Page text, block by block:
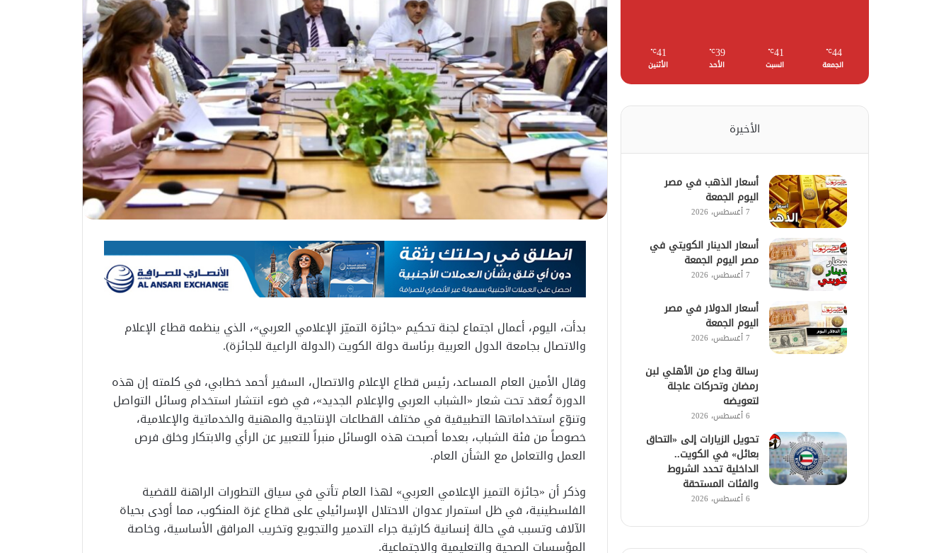
بدأت، اليوم، أعمال اجتماع لجنة تحكيم «جائزة التميّز الإعلامي العربي»، الذي ينظمه قطاع الإعلام
والاتصال بجامعة الدول العربية برئاسة دولة الكويت (الدولة الراعية للجائزة).
وقال الأمين العام المساعد، رئيس قطاع الإعلام والاتصال، السفير أحمد خطابي، في كلمته إن هذه
الدورة تُعقد تحت شعار «الشباب العربي والإعلام الجديد»، في ضوء انتشار استخدام وسائل التواصل
وتنوّع استخداماتها التطبيقية في مختلف القطاعات الإنتاجية والمهنية والخدماتية والإعلامية،
خصوصاً من فئة الشباب، بعدما أصبحت هذه الوسائل منبراً للتعبير عن الرأي والابتكار وخلق فرص
العمل والتعامل مع الشأن العام.
وذكر أن «جائزة التميز الإعلامي العربي» لهذا العام تأتي في سياق التطورات الراهنة للقضية
الفلسطينية، في ظل استمرار عدوان الاحتلال الإسرائيلي على قطاع غزة المنكوب، مما أودى بحياة
الآلاف وتسبب في حالة إنسانية كارثية جراء التدمير والتجويع وتخريب المرافق الأساسية، وخاصة
المؤسسات الصحية والتعليمية والاجتماعية.
44
℃
الجمعة
41
℃
السبت
39
℃
الأحد
41
℃
الأثنين
الأخيرة
أسعار الذهب في مصر
اليوم الجمعة
7 أغسطس، 2026
أسعار الدينار الكويتي في
مصر اليوم الجمعة
7 أغسطس، 2026
أسعار الدولار في مصر
اليوم الجمعة
7 أغسطس، 2026
رسالة وداع من الأهلي لبن
رمضان وتحركات عاجلة
لتعويضه
6 أغسطس، 2026
تحويل الزيارات إلى «التحاق
بعائل» في الكويت..
الداخلية تحدد الشروط
والفئات المستحقة
6 أغسطس، 2026